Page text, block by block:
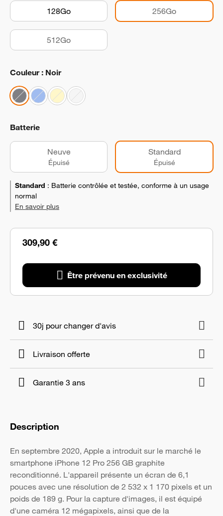
309,90 €
Être prévenu en exclusivité
128Go 256Go
512Go
Couleur : Noir
Batterie
Neuve
Épuisé
Standard
Épuisé
Standard : Batterie contrôlée et testée, conforme à un usage
normal
En savoir plus
30j pour changer d'avis
Livraison offerte
Garantie 3 ans
Description
En septembre 2020, Apple a introduit sur le marché le
smartphone iPhone 12 Pro 256 GB graphite
reconditionné. L'appareil présente un écran de 6,1
pouces avec une résolution de 2 532 x 1 170 pixels et un
poids de 189 g. Pour la capture d'images, il est équipé
d'une caméra 12 mégapixels, ainsi que de la